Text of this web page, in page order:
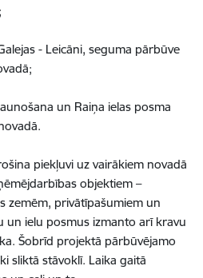
- Leicāni, seguma pārbūve
un Raiņa ielas posma
piekļuvi uz vairākiem novadā
objektiem –
zemēm, privātīpašumiem un
un ielu posmus izmanto arī kravu
Šobrīd projektā pārbūvējamo
sliktā stāvoklī. Laika gaitā